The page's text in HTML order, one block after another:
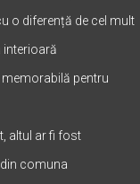
o diferență de cel mult
interioară
pentru
altul ar fi fost
comuna